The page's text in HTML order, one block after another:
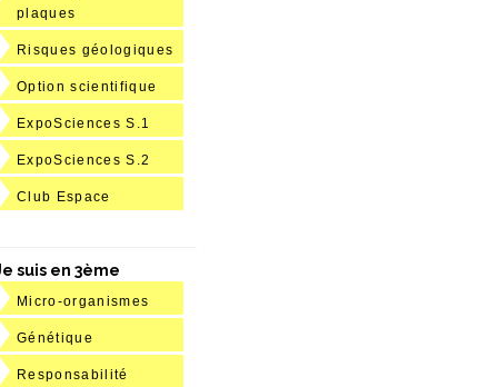
plaques
Risques géologiques
Option scientifique
ExpoSciences S.1
ExpoSciences S.2
Club Espace
suis en 3ème
Micro-organismes
Génétique
Responsabilité